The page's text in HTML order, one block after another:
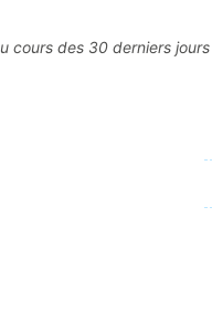
cours des 30 derniers jours